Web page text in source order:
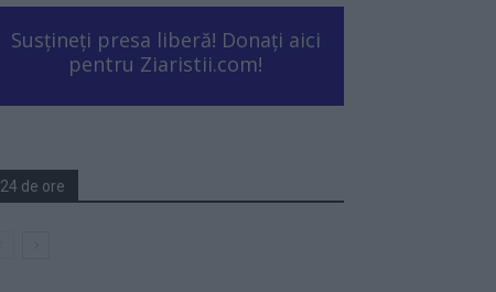
Susțineți presa liberă! Donați aici
pentru Ziaristii.com!
24 de ore